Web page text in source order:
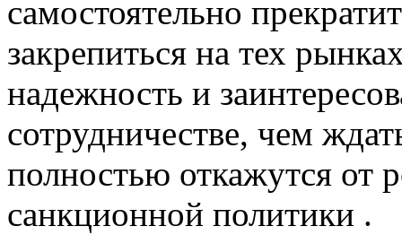
самостоятельно
закрепиться на тех
надежность и
сотрудничестве, чем
полностью откажутся от
санкционной политики .